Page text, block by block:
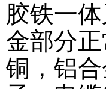
胶铁一
金部分
铜，铝